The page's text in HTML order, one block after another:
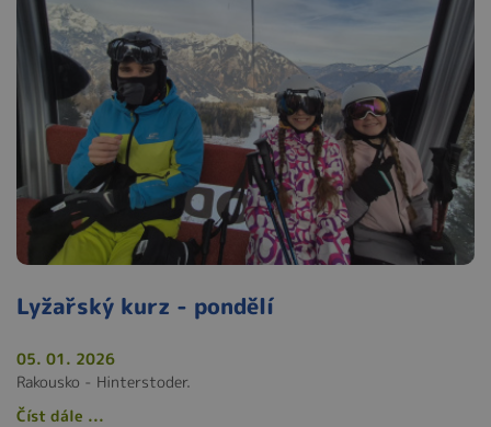
Lyžařský kurz - pondělí
05. 01. 2026
Rakousko - Hinterstoder.
Číst dále ...